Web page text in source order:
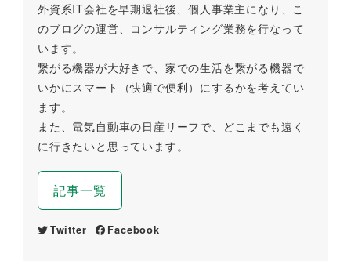
外資系IT会社を早期退社後、個人事業主になり、こ
のブログの運営、コンサルティング業務を行なって
います。
繋がる機器が大好きで、家での生活を繋がる機器で
いかにスマート（快適で便利）にするかを考えてい
ます。
また、電気自動車の日産リーフで、どこまでも遠く
に行きたいと思っています。
記事一覧
Twitter Facebook